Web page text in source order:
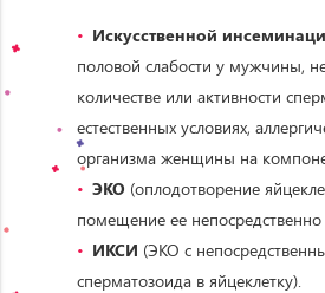
Искусственной
половой слабости у мужчины,
количестве или активности
естественных условиях,
организма женщины на
ЭКО (оплодотворение
помещение ее непосредственно
ИКСИ (ЭКО с
сперматозоида в яйцеклетку).